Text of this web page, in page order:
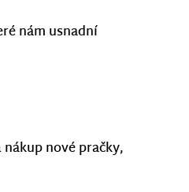
nám usnadní
nákup nové pračky,